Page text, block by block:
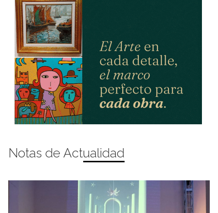
Notas de Actualidad